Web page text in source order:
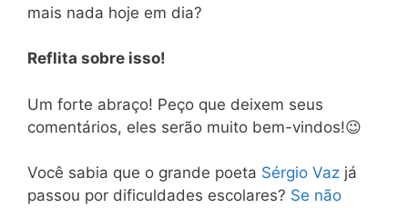
mais nada hoje em dia?
Reflita sobre isso!
Um forte abraço! Peço que deixem seus
comentários, eles serão muito bem-vindos!😉
Você sabia que o grande poeta Sérgio Vaz já
passou por dificuldades escolares? Se não